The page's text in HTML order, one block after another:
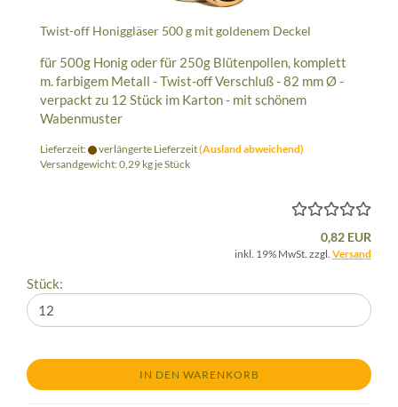
Twist-off Honiggläser 500 g mit goldenem Deckel
für 500g Honig oder für 250g Blütenpollen, komplett
m. farbigem Metall - Twist-off Verschluß - 82 mm Ø -
verpackt zu 12 Stück im Karton - mit schönem
Wabenmuster
Lieferzeit: verlängerte Lieferzeit(Ausland abweichend)
Versandgewicht:0,29 kg je Stück
0,82 EUR
inkl. 19% MwSt. zzgl. Versand
Stück:
IN DEN WARENKORB